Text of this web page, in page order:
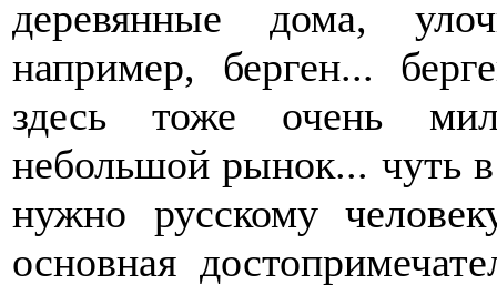
деревянные дома,
например, берген...
здесь тоже очень
небольшой рынок... чуть
нужно русскому
основная